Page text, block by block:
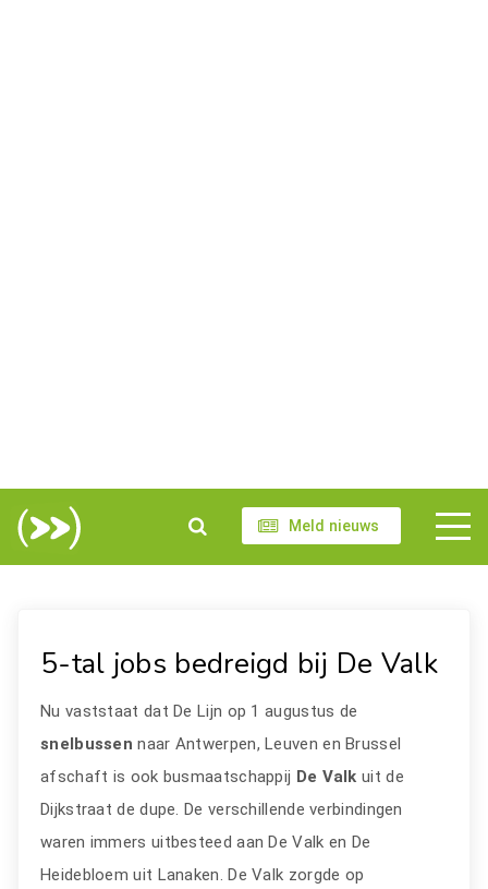
Meld nieuws
5-tal jobs bedreigd bij De Valk
Nu vaststaat dat De Lijn op 1 augustus de
snelbussen naar Antwerpen, Leuven en Brussel
afschaft is ook busmaatschappij De Valk uit de
Dijkstraat de dupe. De verschillende verbindingen
waren immers uitbesteed aan De Valk en De
Heidebloem uit Lanaken. De Valk zorgde op